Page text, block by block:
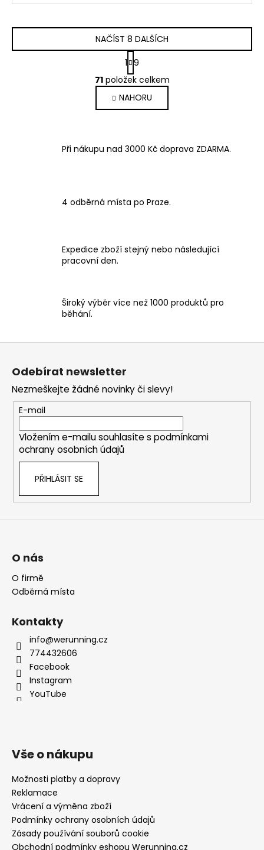
O
v
l
á
c
v
v
ý
u
NAČÍST 8 DALŠÍCH
S
t
r
á
n
k
á
n
1 9
71položek celkem
NAHORU
Při nákupu nad 3000 Kč doprava ZDARMA.
4 odběrná místa po Praze.
Expedice zboží stejný nebo následující
pracovní den.
Široký výběr více než 1000 produktů pro
běhání.
Z
Odebírat newsletter
Nezmeškejte žádné novinky či slevy!
E-mail
Vložením e-mailu souhlasíte s podmínkami
ochrany osobních údajů
PŘIHLÁSIT SE
O nás
O firmě
Odběrná místa
Kontakty
info@werunning.cz
774432606
Facebook
Instagram
YouTube
Vše o nákupu
Možnosti platby a dopravy
Reklamace
Vrácení a výměna zboží
Podmínky ochrany osobních údajů
Zásady používání souborů cookie
Obchodní podmínky eshopu Werunning.cz